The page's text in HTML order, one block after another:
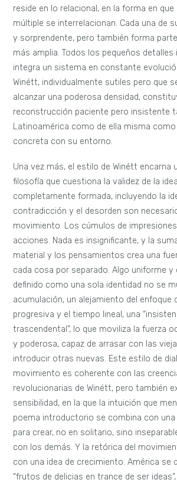
reside en lo relacional, en la forma en que
múltiple se interrelacionan. Cada una de
y sorprendente, pero también forma
más amplia. Todos los pequeños
integra un sistema en constante
Winétt, individualmente sutiles pero que
alcanzar una poderosa densidad,
reconstrucción paciente pero insistente
Latinoamérica como de ella misma
concreta con su entorno.
Una vez más, el estilo de Winétt encarna
filosofía que cuestiona la validez de la
completamente formada, incluyendo la
contradicción y el desorden son
movimiento. Los cúmulos de
acciones. Nada es insignificante, y la
material y los pensamientos crea una
cada cosa por separado. Algo uniforme y
definido como una sola identidad no se
acumulación, un alejamiento del enfoque
progresiva y el tiempo lineal, una
trascendental”, lo que moviliza la fuerza
y poderosa, capaz de arrasar con las
introducir otras nuevas. Este estilo de
movimiento es coherente con las
revolucionarias de Winétt, pero también
sensibilidad, en la que la intuición que
poema introductorio se combina con
para crear, no en solitario, sino
con los demás. Y la retórica del
con una idea de crecimiento. América se
“frutos de delicias en trance de ser